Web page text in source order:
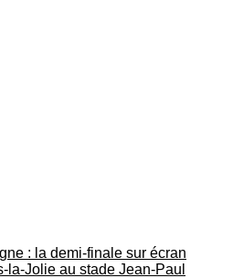
: la demi-finale sur écran
la-Jolie au stade Jean-Paul